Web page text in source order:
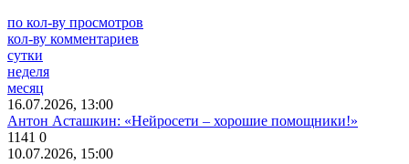
по кол-ву просмотров
кол-ву комментариев
сутки
неделя
месяц
16.07.2026, 13:00
Антон Асташкин: «Нейросети – хорошие помощники!»
1141 0
10.07.2026, 15:00